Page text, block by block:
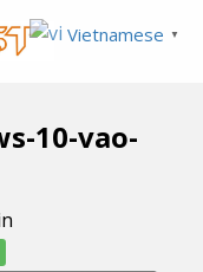
10-vao-
Vietnamese ▼